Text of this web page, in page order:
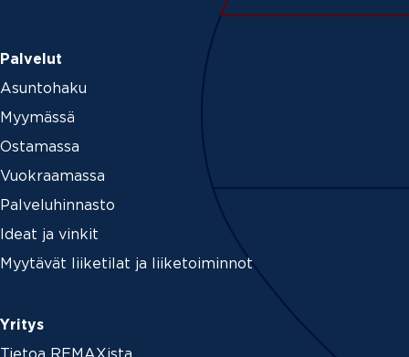
Palvelut
Asuntohaku
Myymässä
Ostamassa
Vuokraamassa
Palveluhinnasto
Ideat ja vinkit
Myytävät liiketilat ja liiketoiminnot
Yritys